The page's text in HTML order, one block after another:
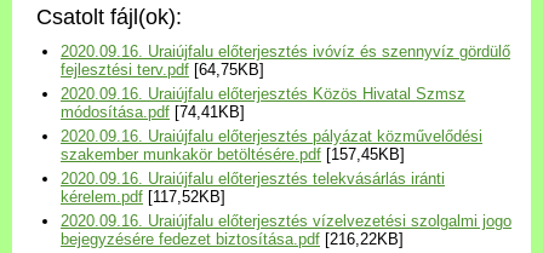
Választási információk
Versenyképes Járások
Program
Települési Arculati
Kézikönyv
Csatolt fájl(ok):
2020.09.16. Uraiújfalu előterjesztés ivóvíz és szennyvíz gördülő
fejlesztési terv.pdf [64,75KB]
2020.09.16. Uraiújfalu előterjesztés Közös Hivatal Szmsz
módosítása.pdf [74,41KB]
2020.09.16. Uraiújfalu előterjesztés pályázat közművelődési
szakember munkakör betöltésére.pdf [157,45KB]
2020.09.16. Uraiújfalu előterjesztés telekvásárlás iránti
kérelem.pdf [117,52KB]
2020.09.16. Uraiújfalu előterjesztés vízelvezetési szolgalmi jogo
bejegyzésére fedezet biztosítása.pdf [216,22KB]